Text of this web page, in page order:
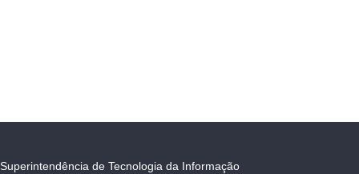
Superintendência de Tecnologia da Informação